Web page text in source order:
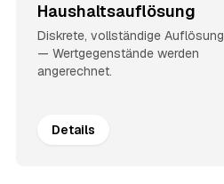
Haushaltsauflösung
Diskrete, vollständige Auflösung
— Wertgegenstände werden
angerechnet.
Details